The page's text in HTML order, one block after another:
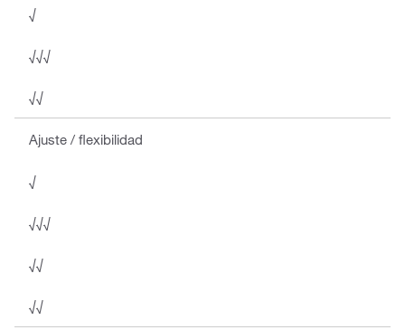
√
√√√
√√
Ajuste / flexibilidad
√
√√√
√√
√√